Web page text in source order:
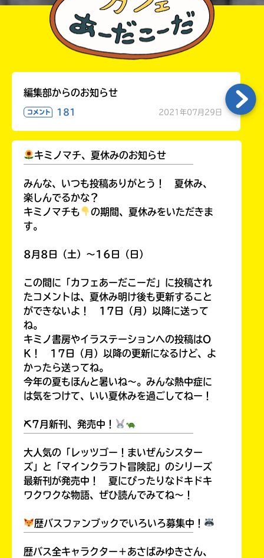
編集部からのお知らせ
コメント 181 2021年07月29日
キミノマチ、夏休みのお知らせ
みんな、いつも投稿ありがとう！ 夏休み、
楽しんでるかな？
キミノマチも
の期間、夏休みをいただきま
す。
8月8日（土）～16日（日）
この間に「カフェあーだこーだ」に投稿され
たコメントは、夏休み明け後も更新すること
ができないよ！ 17日（月）以降に送って
ね。
キミノ書房やイラステーションへの投稿はO
K！ 17日（月）以降の更新になるけど、よ
かったら送ってね。
今年の夏もほんと暑いね～。みんな熱中症に
は気をつけて、いい夏休みを過ごしてねー！
⛏7月新刊、発売中！
大人気の「レッツゴー！まいぜんシスター
ズ」と「マインクラフト冒険記」のシリーズ
最新刊が発売中！ 夏にぴったりなドキドキ
ワクワクな物語、ぜひ読んでみてね～！
歴バスファンブックでいろいろ募集中！
歴バス全キャラクター＋あさばみゆきさん、